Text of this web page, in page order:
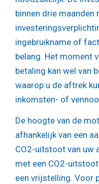
binnen drie maanden
ingebruikname of
belang. Het moment
betaling kan wel van
waarop u de aftrek
inkomsten- of
De hoogte van de
afhankelijk van een
CO2-uitstoot van uw
met een CO2-
een vrijstelling. Voor